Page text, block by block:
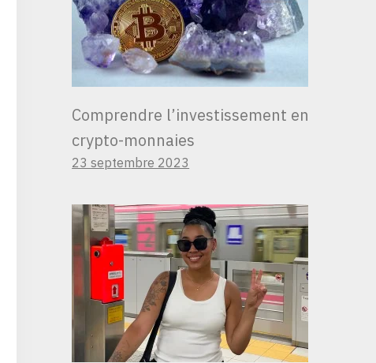
Comprendre l’investissement en
crypto-monnaies
23 septembre 2023